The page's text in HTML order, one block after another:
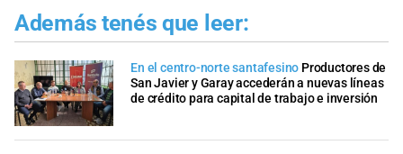
Además tenés que leer:
En el centro-norte santafesino Productores de
San Javier y Garay accederán a nuevas líneas
de crédito para capital de trabajo e inversión